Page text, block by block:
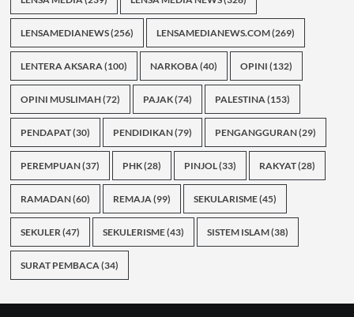
LENSAMEDIANEWS(256) LENSAMEDIANEWS.COM(269)
LENTERA AKSARA(100) NARKOBA(40) OPINI (132)
OPINI MUSLIMAH(72) PAJAK(74) PALESTINA(153)
PENDAPAT(30) PENDIDIKAN(79) PENGANGGURAN(29)
PEREMPUAN(37) PHK(28) PINJOL(33) RAKYAT(28)
RAMADAN(60) REMAJA(99) SEKULARISME(45)
SEKULER(47) SEKULERISME(43) SISTEM ISLAM(38)
SURAT PEMBACA(34)